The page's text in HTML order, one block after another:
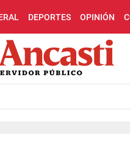
DEPORTES OPINIÓN